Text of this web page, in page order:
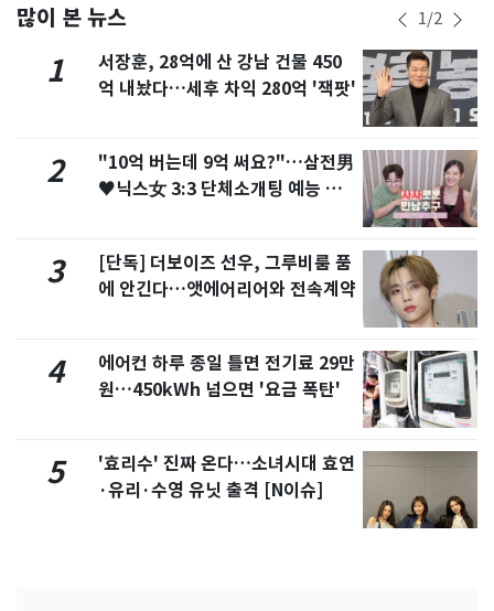
많이 본 뉴스 1/2
1
서장훈, 28억에 산 강남 건물 450
억 내놨다…세후 차익 280억 '잭팟'
2
"10억 버는데 9억 써요?"…삼전男
♥닉스女 3:3 단체소개팅 예능 화
3
[단독] 더보이즈 선우, 그루비룸 품
에 안긴다…앳에어리어와 전속계약
4
에어컨 하루 종일 틀면 전기료 29만
원…450kWh 넘으면 '요금 폭탄'
5
'효리수' 진짜 온다…소녀시대 효연
·유리·수영 유닛 출격 [N이슈]